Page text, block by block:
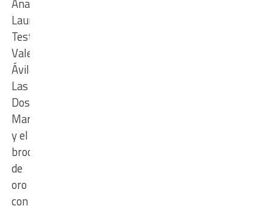
Ana
Laura
Testa,
Valentín
Ávila,
Las
Dos
María
y el
broche
de
oro
con